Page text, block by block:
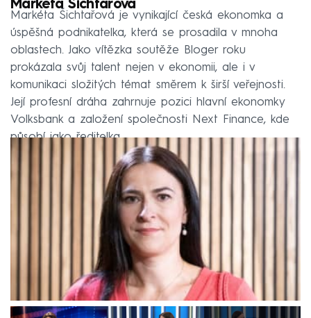
Markéta Šichtařová
Markéta Šichtařová je vynikající česká ekonomka a
úspěšná podnikatelka, která se prosadila v mnoha
oblastech. Jako vítězka soutěže Bloger roku
prokázala svůj talent nejen v ekonomii, ale i v
komunikaci složitých témat směrem k širší veřejnosti.
Její profesní dráha zahrnuje pozici hlavní ekonomky
Volksbank a založení společnosti Next Finance, kde
působí jako ředitelka.